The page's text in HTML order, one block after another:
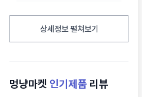
상세정보 펼쳐보기
멍냥마켓 인기제품 리뷰